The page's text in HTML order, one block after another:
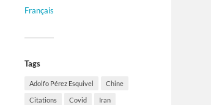
Français
Tags
Adolfo Pérez Esquivel Chine
Citations Covid Iran